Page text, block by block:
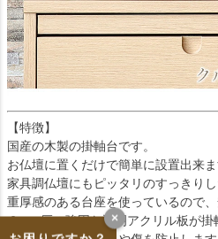
【特徴】
国産の木製の掛軸台です。
お仏壇に置くだけで簡単に設置出来ま
家具調仏壇にもピッタリのすっきり
重厚感のある台座を使っているので、
２mm厚の強固な透明アクリル板が掛
×